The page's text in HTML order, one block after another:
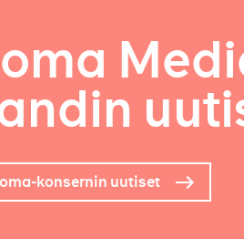
konsernin uutiset